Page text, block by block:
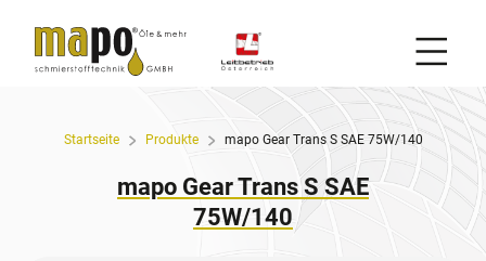
Startseite Produkte mapo Gear Trans S SAE 75W/140
mapo Gear Trans S SAE
75W/140